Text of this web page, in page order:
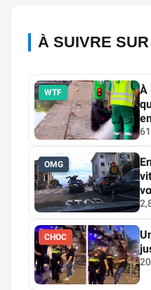
À SUIVRE
WTF
À
OMG
CHOC